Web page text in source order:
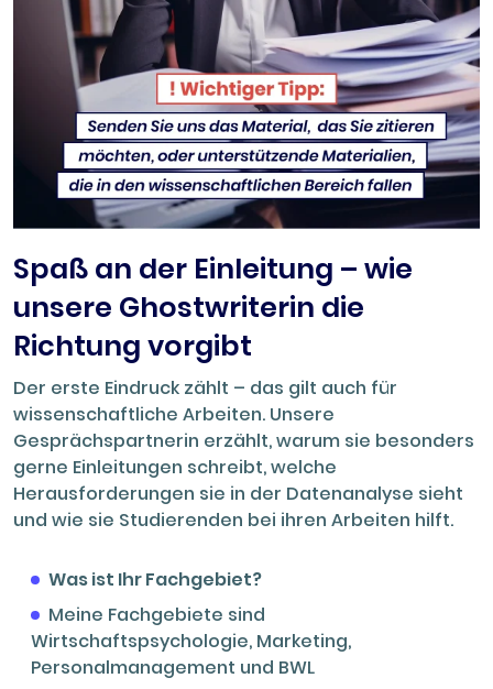
Spaß an der Einleitung – wie
unsere Ghostwriterin die
Richtung vorgibt
Der erste Eindruck zählt – das gilt auch für
wissenschaftliche Arbeiten. Unsere
Gesprächspartnerin erzählt, warum sie besonders
gerne Einleitungen schreibt, welche
Herausforderungen sie in der Datenanalyse sieht
und wie sie Studierenden bei ihren Arbeiten hilft.
Was ist Ihr Fachgebiet?
Meine Fachgebiete sind
Wirtschaftspsychologie, Marketing,
Personalmanagement und BWL